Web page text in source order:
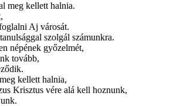
meg kellett halnia.
Aj városát.
szolgál számunkra.
népének győzelmét,
tovább,
kellett halnia,
Krisztus vére alá kell hoznunk,